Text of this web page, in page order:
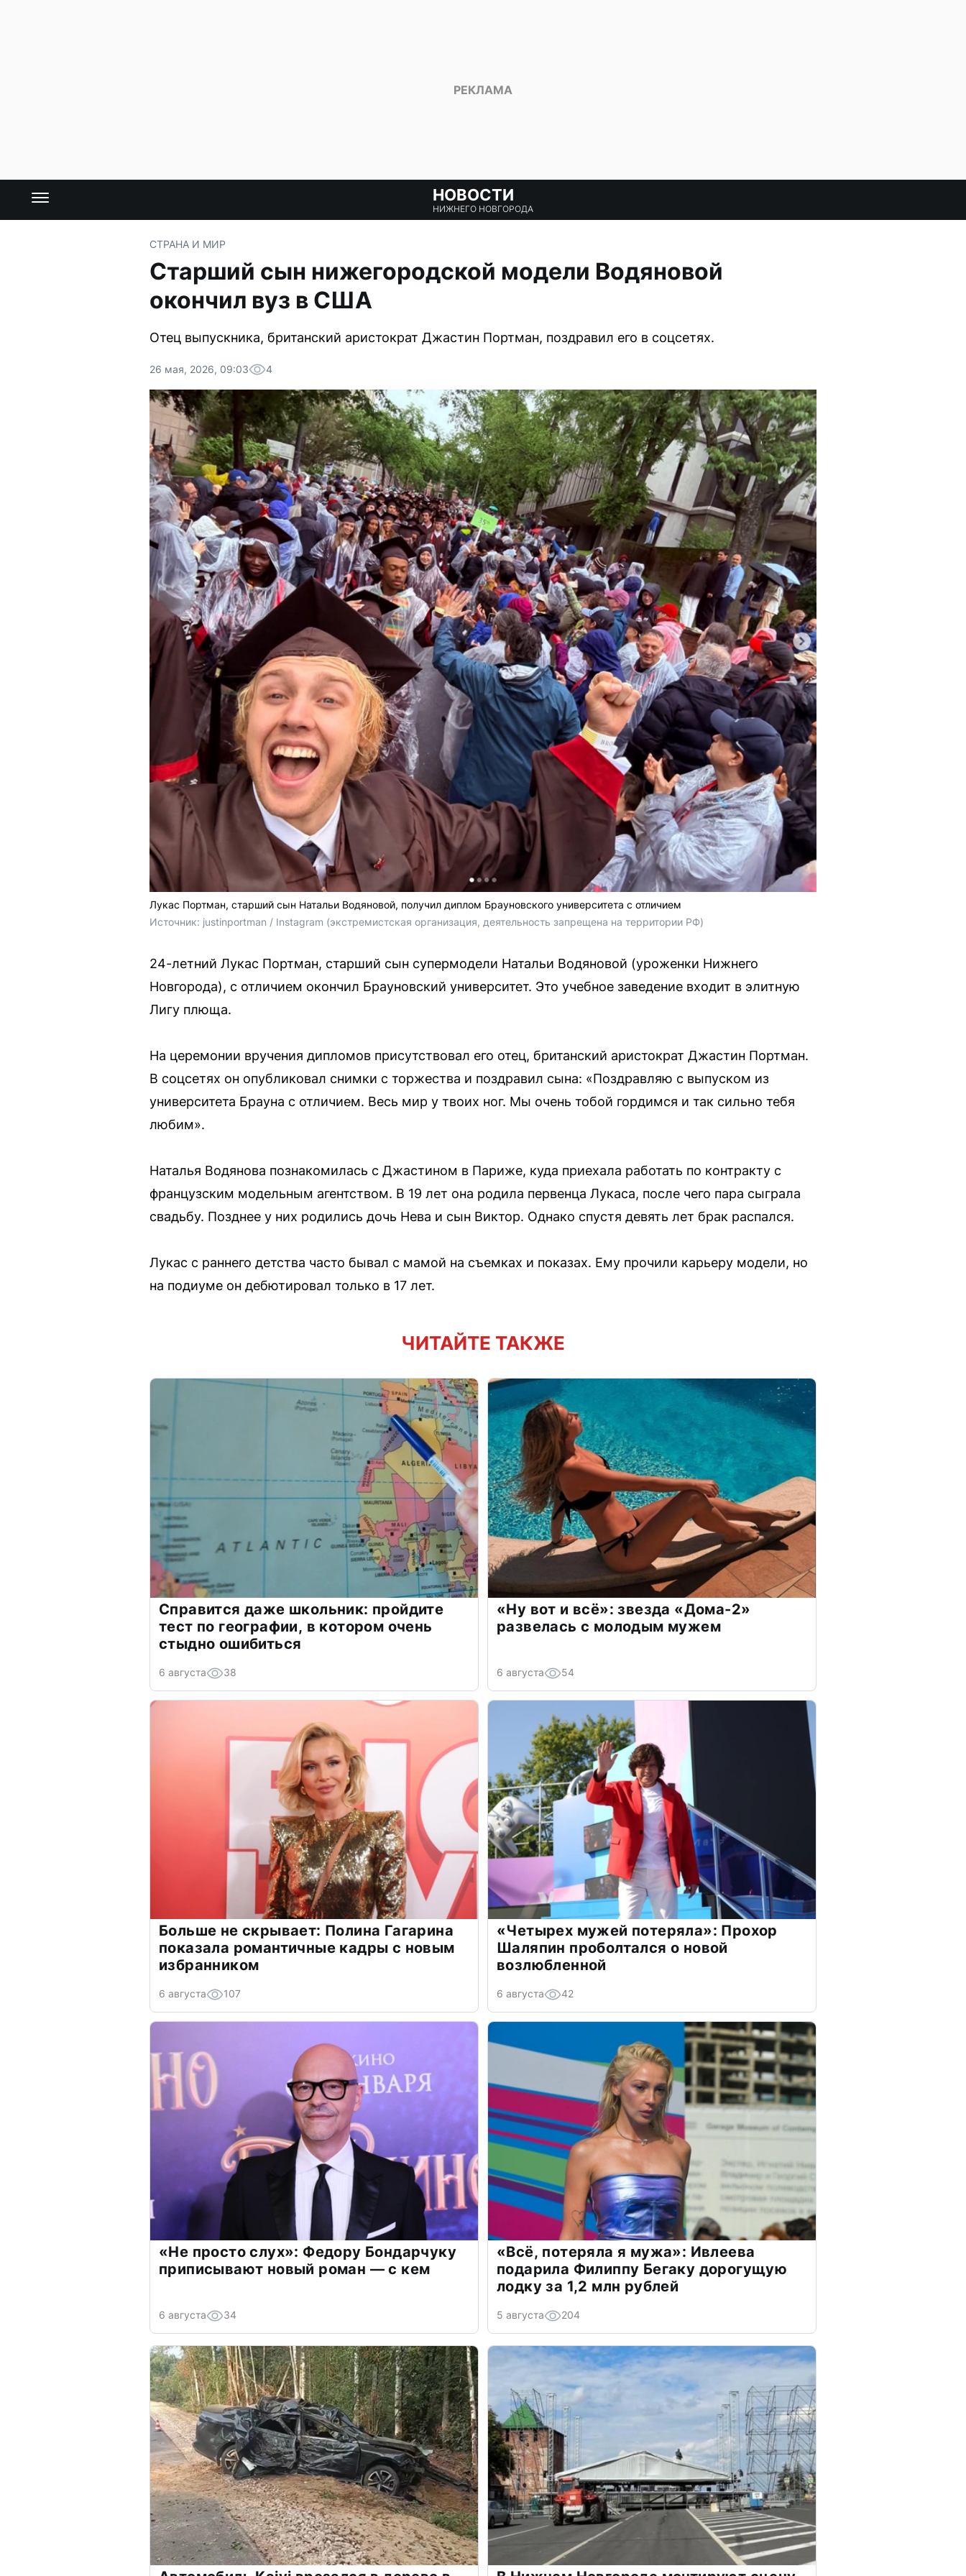
НОВОСТИ
НИЖНЕГО НОВГОРОДА
СТРАНА И МИР
Старший сын нижегородской модели Водяновой
окончил вуз в США
Отец выпускника, британский аристократ Джастин Портман, поздравил его в соцсетях.
26 мая, 2026, 09:03 4
Лукас Портман, старший сын Натальи Водяновой, получил диплом Брауновского университета с отличием
Источник: justinportman / Instagram (экстремистская организация, деятельность запрещена на территории РФ)
24-летний Лукас Портман, старший сын супермодели Натальи Водяновой (уроженки Нижнего
Новгорода), с отличием окончил Брауновский университет. Это учебное заведение входит в элитную
Лигу плюща.
На церемонии вручения дипломов присутствовал его отец, британский аристократ Джастин Портман.
В соцсетях он опубликовал снимки с торжества и поздравил сына: «Поздравляю с выпуском из
университета Брауна с отличием. Весь мир у твоих ног. Мы очень тобой гордимся и так сильно тебя
любим».
Наталья Водянова познакомилась с Джастином в Париже, куда приехала работать по контракту с
французским модельным агентством. В 19 лет она родила первенца Лукаса, после чего пара сыграла
свадьбу. Позднее у них родились дочь Нева и сын Виктор. Однако спустя девять лет брак распался.
Лукас с раннего детства часто бывал с мамой на съемках и показах. Ему прочили карьеру модели, но
на подиуме он дебютировал только в 17 лет.
ЧИТАЙТЕ ТАКЖЕ
Справится даже школьник: пройдите
тест по географии, в котором очень
стыдно ошибиться
6 августа 38
«Ну вот и всё»: звезда «Дома-2»
развелась с молодым мужем
6 августа 54
Больше не скрывает: Полина Гагарина
показала романтичные кадры с новым
избранником
6 августа 107
«Четырех мужей потеряла»: Прохор
Шаляпин проболтался о новой
возлюбленной
6 августа 42
«Не просто слух»: Федору Бондарчуку
приписывают новый роман — с кем
6 августа 34
«Всё, потеряла я мужа»: Ивлеева
подарила Филиппу Бегаку дорогущую
лодку за 1,2 млн рублей
5 августа 204